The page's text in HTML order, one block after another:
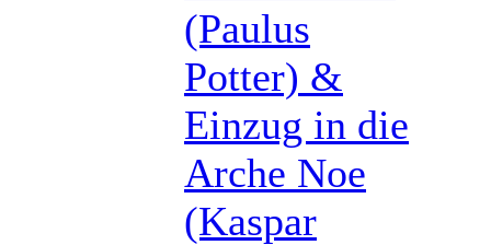
(Paulus
Potter) &
Einzug in die
Arche Noe
(Kaspar